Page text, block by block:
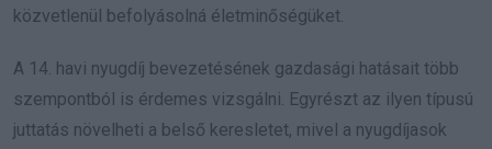
közvetlenül befolyásolná életminőségüket.
A 14. havi nyugdíj bevezetésének gazdasági hatásait több
szempontból is érdemes vizsgálni. Egyrészt az ilyen típusú
juttatás növelheti a belső keresletet, mivel a nyugdíjasok